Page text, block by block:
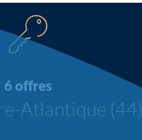
6 offres
Atlantique (44)